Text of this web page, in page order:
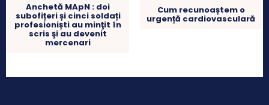
Anchetă MApN : doi
subofițeri și cinci soldați
profesioniști au minţit în
scris şi au devenit
mercenari
Cum recunoaștem o
urgență cardiovasculară